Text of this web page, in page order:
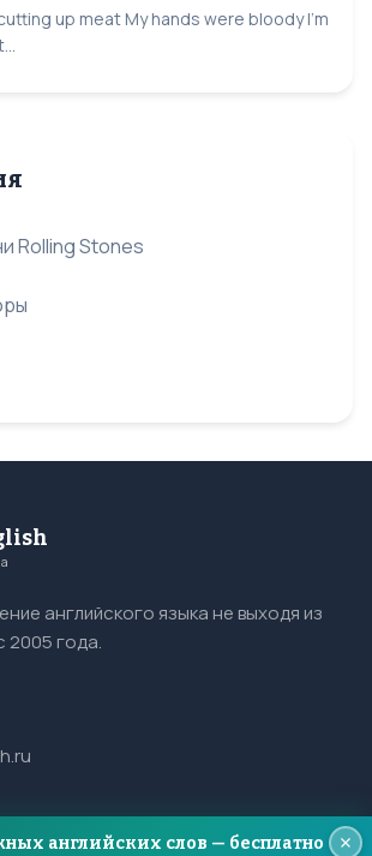
up meat My hands were bloody I'm
Rolling Stones
английского языка не выходя из
2005 года.
английских слов — бесплатно